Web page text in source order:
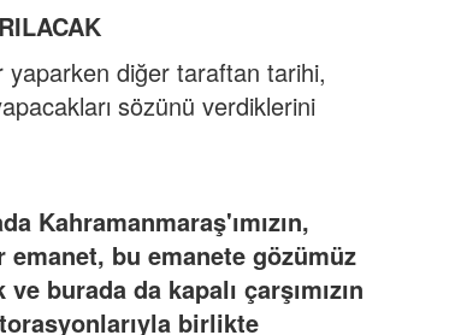
diğer taraftan tarihi,
sözünü verdiklerini
Kahramanmaraş'ımızın,
bu emanete gözümüz
burada da kapalı çarşımızın
birlikte